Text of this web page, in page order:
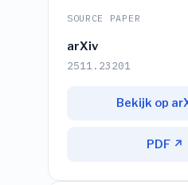
SOURCE PAPER
arXiv
2511.23201
Bekijk op
PDF ↗